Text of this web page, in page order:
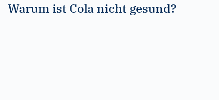
Warum ist Cola nicht gesund?